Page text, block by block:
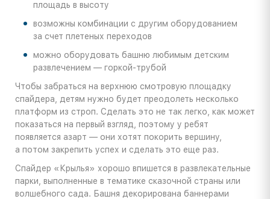
площадь в высоту
возможны комбинации с другим оборудованием
за счет плетеных переходов
можно оборудовать башню любимым детским
развлечением — горкой-трубой
Чтобы забраться на верхнюю смотровую площадку
спайдера, детям нужно будет преодолеть несколько
платформ из строп. Сделать это не так легко, как может
показаться на первый взгляд, поэтому у ребят
появляется азарт — они хотят покорить вершину,
а потом закрепить успех и сделать это еще раз.
Спайдер «Крылья» хорошо впишется в развлекательные
парки, выполненные в тематике сказочной страны или
волшебного сада. Башня декорирована баннерами